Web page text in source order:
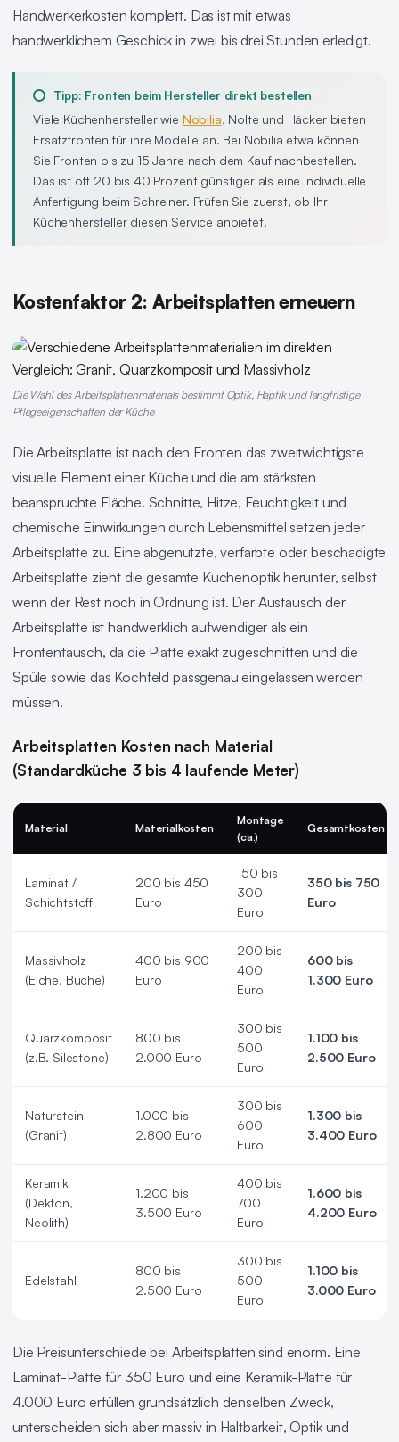
Handwerkerkosten komplett. Das ist mit etwas
handwerklichem Geschick in zwei bis drei Stunden erledigt.
Tipp: Fronten beim Hersteller direkt bestellen
Viele Küchenhersteller wie Nobilia, Nolte und Häcker bieten
Ersatzfronten für ihre Modelle an. Bei Nobilia etwa können
Sie Fronten bis zu 15 Jahre nach dem Kauf nachbestellen.
Das ist oft 20 bis 40 Prozent günstiger als eine individuelle
Anfertigung beim Schreiner. Prüfen Sie zuerst, ob Ihr
Küchenhersteller diesen Service anbietet.
Kostenfaktor 2: Arbeitsplatten erneuern
Die Wahl des Arbeitsplattenmaterials bestimmt Optik, Haptik und langfristige
Pflegeeigenschaften der Küche
Die Arbeitsplatte ist nach den Fronten das zweitwichtigste
visuelle Element einer Küche und die am stärksten
beanspruchte Fläche. Schnitte, Hitze, Feuchtigkeit und
chemische Einwirkungen durch Lebensmittel setzen jeder
Arbeitsplatte zu. Eine abgenutzte, verfärbte oder beschädigte
Arbeitsplatte zieht die gesamte Küchenoptik herunter, selbst
wenn der Rest noch in Ordnung ist. Der Austausch der
Arbeitsplatte ist handwerklich aufwendiger als ein
Frontentausch, da die Platte exakt zugeschnitten und die
Spüle sowie das Kochfeld passgenau eingelassen werden
müssen.
Arbeitsplatten Kosten nach Material
(Standardküche 3 bis 4 laufende Meter)
Material Materialkosten
Montage
(ca.)
Gesamtkosten
Laminat /
Schichtstoff
200 bis 450
Euro
150 bis
300
Euro
350 bis 750
Euro
Massivholz
(Eiche, Buche)
400 bis 900
Euro
200 bis
400
Euro
600 bis
1.300 Euro
Quarzkomposit
(z.B. Silestone)
800 bis
2.000 Euro
300 bis
500
Euro
1.100 bis
2.500 Euro
Naturstein
(Granit)
1.000 bis
2.800 Euro
300 bis
600
Euro
1.300 bis
3.400 Euro
Keramik
(Dekton,
Neolith)
1.200 bis
3.500 Euro
400 bis
700
Euro
1.600 bis
4.200 Euro
Edelstahl
800 bis
2.500 Euro
300 bis
500
Euro
1.100 bis
3.000 Euro
Die Preisunterschiede bei Arbeitsplatten sind enorm. Eine
Laminat-Platte für 350 Euro und eine Keramik-Platte für
4.000 Euro erfüllen grundsätzlich denselben Zweck,
unterscheiden sich aber massiv in Haltbarkeit, Optik und